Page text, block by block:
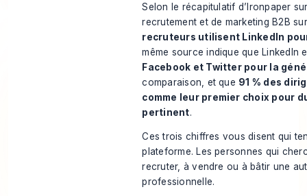
Selon le récapitulatif d’Ironpaper
recrutement et de marketing B2B
recruteurs utilisent LinkedIn
même source indique que LinkedIn
Facebook et Twitter pour la
comparaison, et que 91 % des
comme leur premier choix pour
pertinent.
Ces trois chiffres vous disent qui
plateforme. Les personnes qui
recruter, à vendre ou à bâtir une
professionnelle.